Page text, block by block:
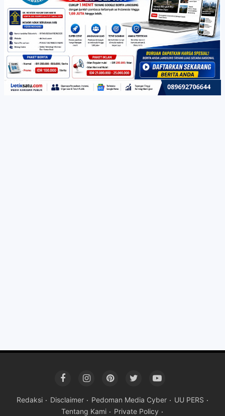
Redaksi Disclaimer Pedoman Media Cyber
UU PERS
Tentang Kami
Private Policy